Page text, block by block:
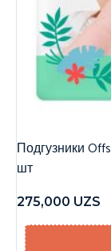
Подгузники
шт
275,000 UZS